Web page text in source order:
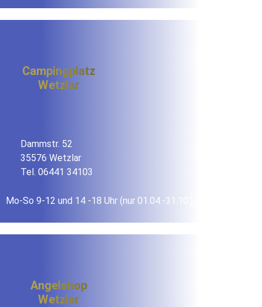
Campingplatz
Wetzlar
Dammstr. 52
35576 Wetzlar
Tel. 06441 34103
Mo-So 9-12 und 14 -18 Uhr (nur 01.04.-31.10.)
Angelshop
Wetzlar